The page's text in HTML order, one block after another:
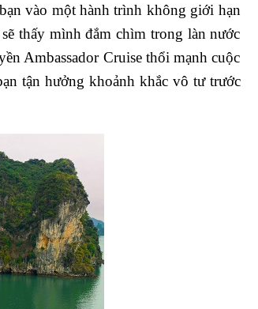
vào một hành trình không giới hạn
thấy mình đắm chìm trong làn nước
Ambassador Cruise thổi mạnh cuộc
tận hưởng khoảnh khắc vô tư trước